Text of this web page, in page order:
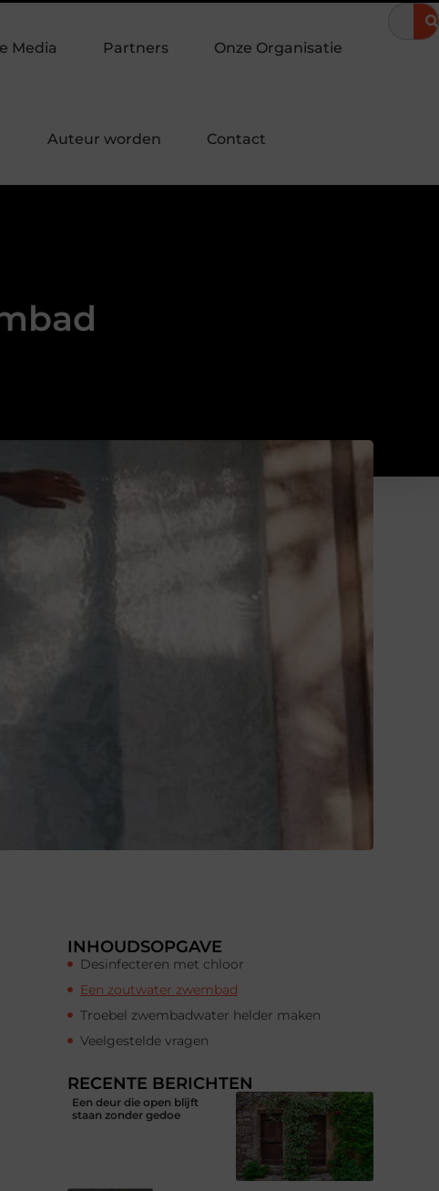
zomeravond Hoe een landingspagina laten maken bijdraagt aan
Media Partners Onze Organisatie
Auteur worden Contact
INHOUDSOPGAVE
Desinfecteren met chloor
Een zoutwater zwembad
Troebel zwembadwater helder maken
Veelgestelde vragen
RECENTE BERICHTEN
Een deur die open blijft
staan zonder gedoe